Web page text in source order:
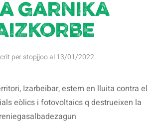
Garnika
perstopjjooal13/01/2022.
Izarbeibar, estem en lluita contra el
eòlics i fotovoltaics q destrueixen la